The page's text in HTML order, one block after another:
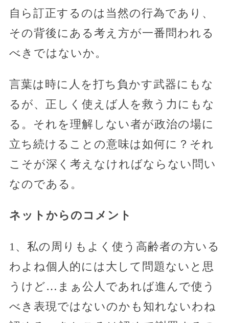
自ら訂正するのは当然の行為であり、
その背後にある考え方が一番問われる
べきではないか。
言葉は時に人を打ち負かす武器にもな
るが、正しく使えば人を救う力にもな
る。それを理解しない者が政治の場に
立ち続けることの意味は如何に？それ
こそが深く考えなければならない問い
なのである。
ネットからのコメント
1、私の周りもよく使う高齢者の方いる
わよね個人的には大して問題ないと思
うけど…まぁ公人であれば進んで使う
べき表現ではないのかも知れないわね